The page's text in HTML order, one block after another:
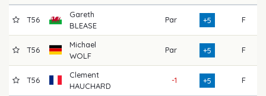
T56
Gareth
BLEASE
Par +5 F
T56
Michael
WOLF
Par +5 F
T56
Clement
HAUCHARD
-1 +5 F